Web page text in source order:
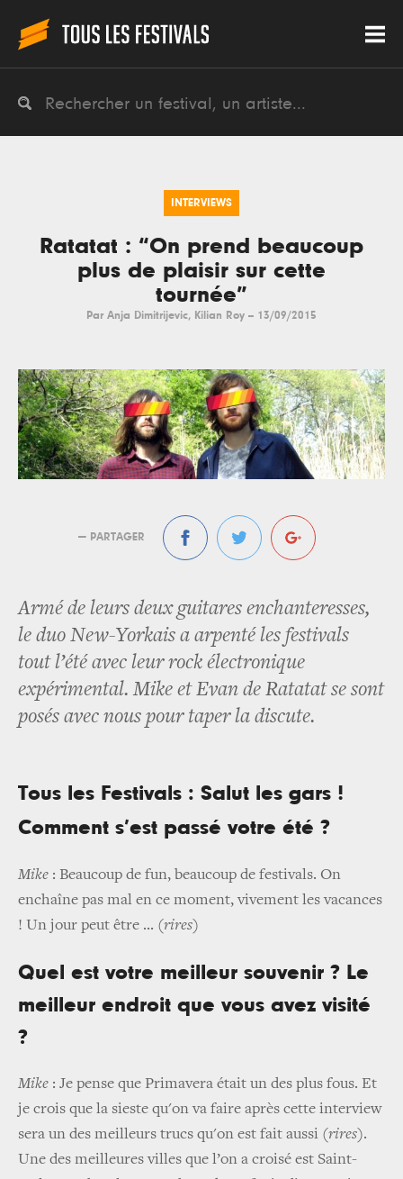
INTERVIEWS
Ratatat : “On prend beaucoup
plus de plaisir sur cette
tournée”
Par Anja Dimitrijevic, Kilian Roy -- 13/09/2015
— PARTAGER
Armé de leurs deux guitares enchanteresses,
le duo New-Yorkais a arpenté les festivals
tout l’été avec leur rock électronique
expérimental. Mike et Evan de Ratatat se sont
posés avec nous pour taper la discute.
Tous les Festivals : Salut les gars !
Comment s’est passé votre été ?
Mike : Beaucoup de fun, beaucoup de festivals. On
enchaîne pas mal en ce moment, vivement les vacances
! Un jour peut être ... (rires)
Quel est votre meilleur souvenir ? Le
meilleur endroit que vous avez visité
?
Mike : Je pense que Primavera était un des plus fous. Et
je crois que la sieste qu'on va faire après cette interview
sera un des meilleurs trucs qu'on est fait aussi (rires).
Une des meilleures villes que l’on a croisé est Saint-